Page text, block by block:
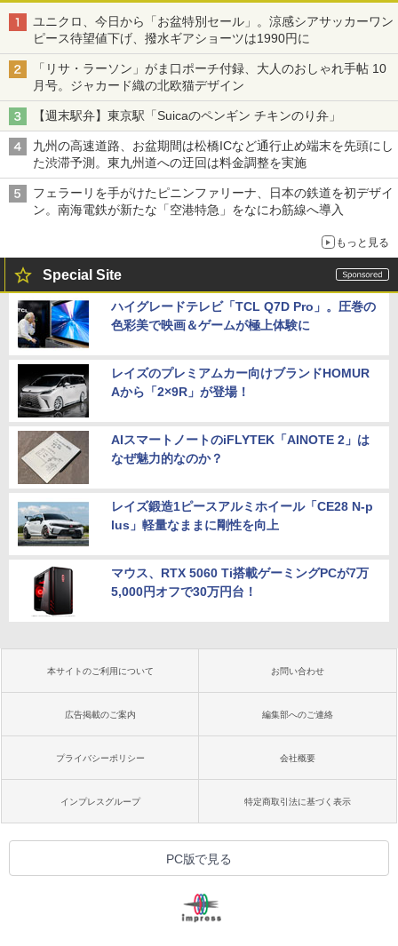
ユニクロ、今日から「お盆特別セール」。涼感シアサッカーワン
ピース待望値下げ、撥水ギアショーツは1990円に
「リサ・ラーソン」がま口ポーチ付録、大人のおしゃれ手帖 10
月号。ジャカード織の北欧猫デザイン
【週末駅弁】東京駅「Suicaのペンギン チキンのり弁」
九州の高速道路、お盆期間は松橋ICなど通行止め端末を先頭にし
た渋滞予測。東九州道への迂回は料金調整を実施
フェラーリを手がけたピニンファリーナ、日本の鉄道を初デザイ
ン。南海電鉄が新たな「空港特急」をなにわ筋線へ導入
もっと見る
Special Site
ハイグレードテレビ「TCL Q7D Pro」。圧巻の
色彩美で映画＆ゲームが極上体験に
レイズのプレミアムカー向けブランドHOMUR
Aから「2×9R」が登場！
AIスマートノートのiFLYTEK「AINOTE 2」は
なぜ魅力的なのか？
レイズ鍛造1ピースアルミホイール「CE28 N-p
lus」軽量なままに剛性を向上
マウス、RTX 5060 Ti搭載ゲーミングPCが7万
5,000円オフで30万円台！
本サイトのご利用について お問い合わせ
広告掲載のご案内 編集部へのご連絡
プライバシーポリシー 会社概要
インプレスグループ 特定商取引法に基づく表示
PC版で見る